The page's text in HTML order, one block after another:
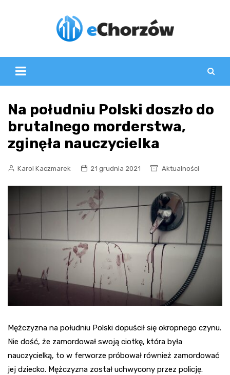
Na południu Polski doszło do
brutalnego morderstwa,
zginęła nauczycielka
Karol Kaczmarek 21 grudnia 2021 Aktualności
Mężczyzna na południu Polski dopuścił się okropnego czynu.
Nie dość, że zamordował swoją ciotkę, która była
nauczycielką, to w ferworze próbował również zamordować
jej dziecko. Mężczyzna został uchwycony przez policję.